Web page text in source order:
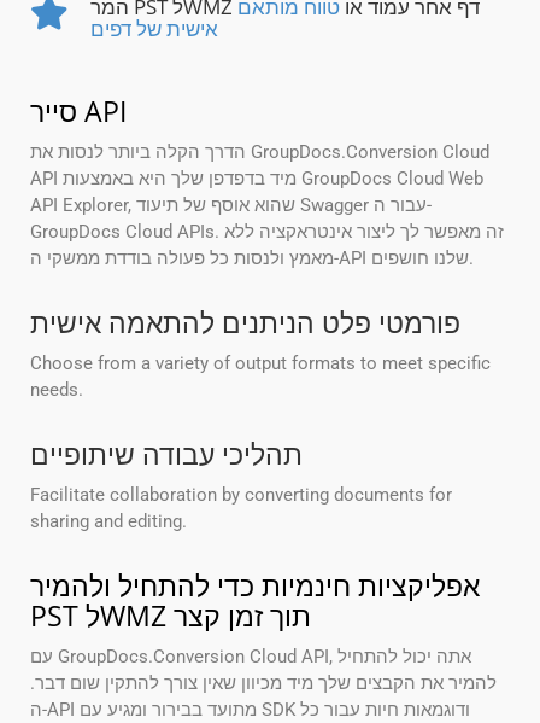
המר PST לWMZ דף אחר עמוד או טווח מותאם
אישית של דפים
סייר API
הדרך הקלה ביותר לנסות את GroupDocs.Conversion Cloud
API מיד בדפדפן שלך היא באמצעות GroupDocs Cloud Web
API Explorer, שהוא אוסף של תיעוד Swagger עבור ה-
GroupDocs Cloud APIs. זה מאפשר לך ליצור אינטראקציה ללא
מאמץ ולנסות כל פעולה בודדת ממשקי ה-API שלנו חושפים.
פורמטי פלט הניתנים להתאמה אישית
Choose from a variety of output formats to meet specific
needs.
תהליכי עבודה שיתופיים
Facilitate collaboration by converting documents for
sharing and editing.
אפליקציות חינמיות כדי להתחיל ולהמיר
PST לWMZ תוך זמן קצר
עם GroupDocs.Conversion Cloud API, אתה יכול להתחיל
להמיר את הקבצים שלך מיד מכיוון שאין צורך להתקין שום דבר.
ה-API מתועד בבירור ומגיע עם SDK ודוגמאות חיות עבור כל